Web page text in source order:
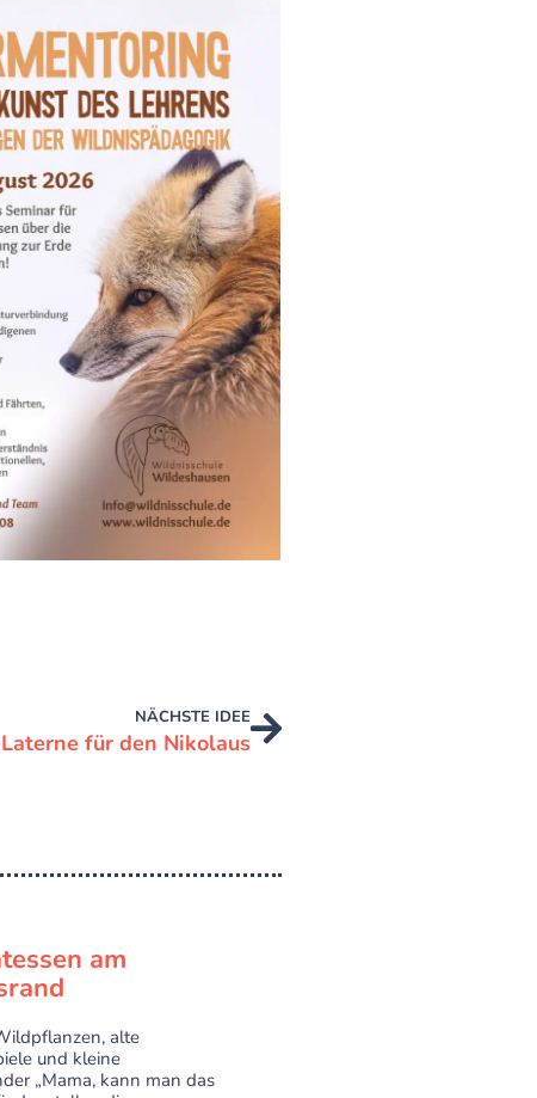
NÄCHSTE IDEE
für den Nikolaus
am
alte
und kleine
„Mama, kann man das